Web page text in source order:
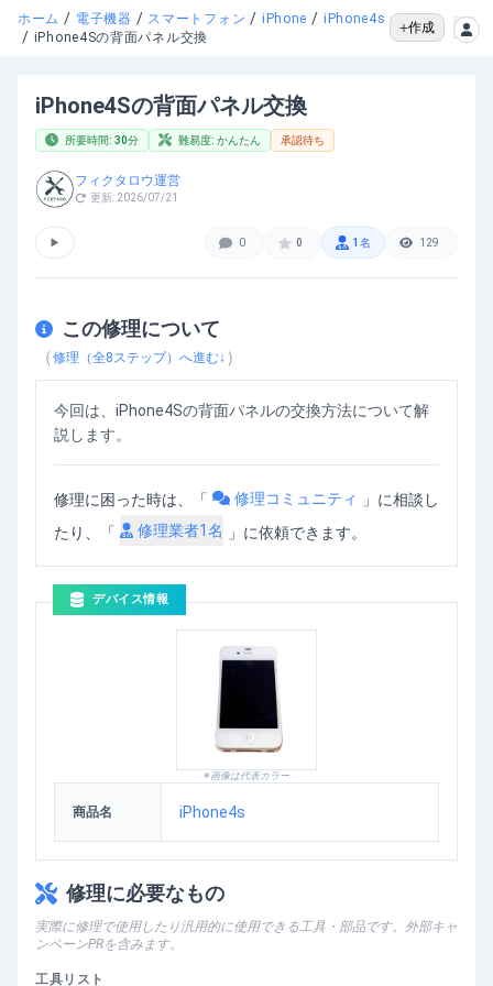
ホーム / 電子機器 / スマートフォン / iPhone / iPhone4s
/ iPhone4Sの背面パネル交換
作成
iPhone4Sの背面パネル交換
所要時間: 30分 難易度: かんたん 承認待ち
フィクタロウ運営
更新: 2026/07/21
▶ 0 0 1 名 129
この修理について
（修理（全8 ステップ）へ進む↓ ）
今回は、iPhone4Sの背面パネルの交換方法について解
説します。
修理に困った時は、「 修理コミュニティ 」 に相談し
たり、「
修理業者1名 」に依頼できます。
デバイス情報
※画像は代表カラー
商品名 iPhone4s
修理に必要なもの
実際に修理で使用したり汎用的に使用できる工具・部品です。外部キャ
ンペーンPRを含みます。
工具リスト